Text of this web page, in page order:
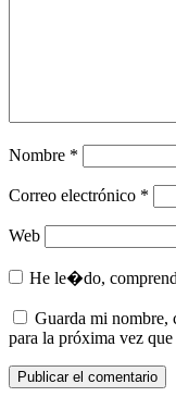
Nombre *
Correo electrónico *
Web
He le�do,
Guarda mi nombre,
para la próxima vez que